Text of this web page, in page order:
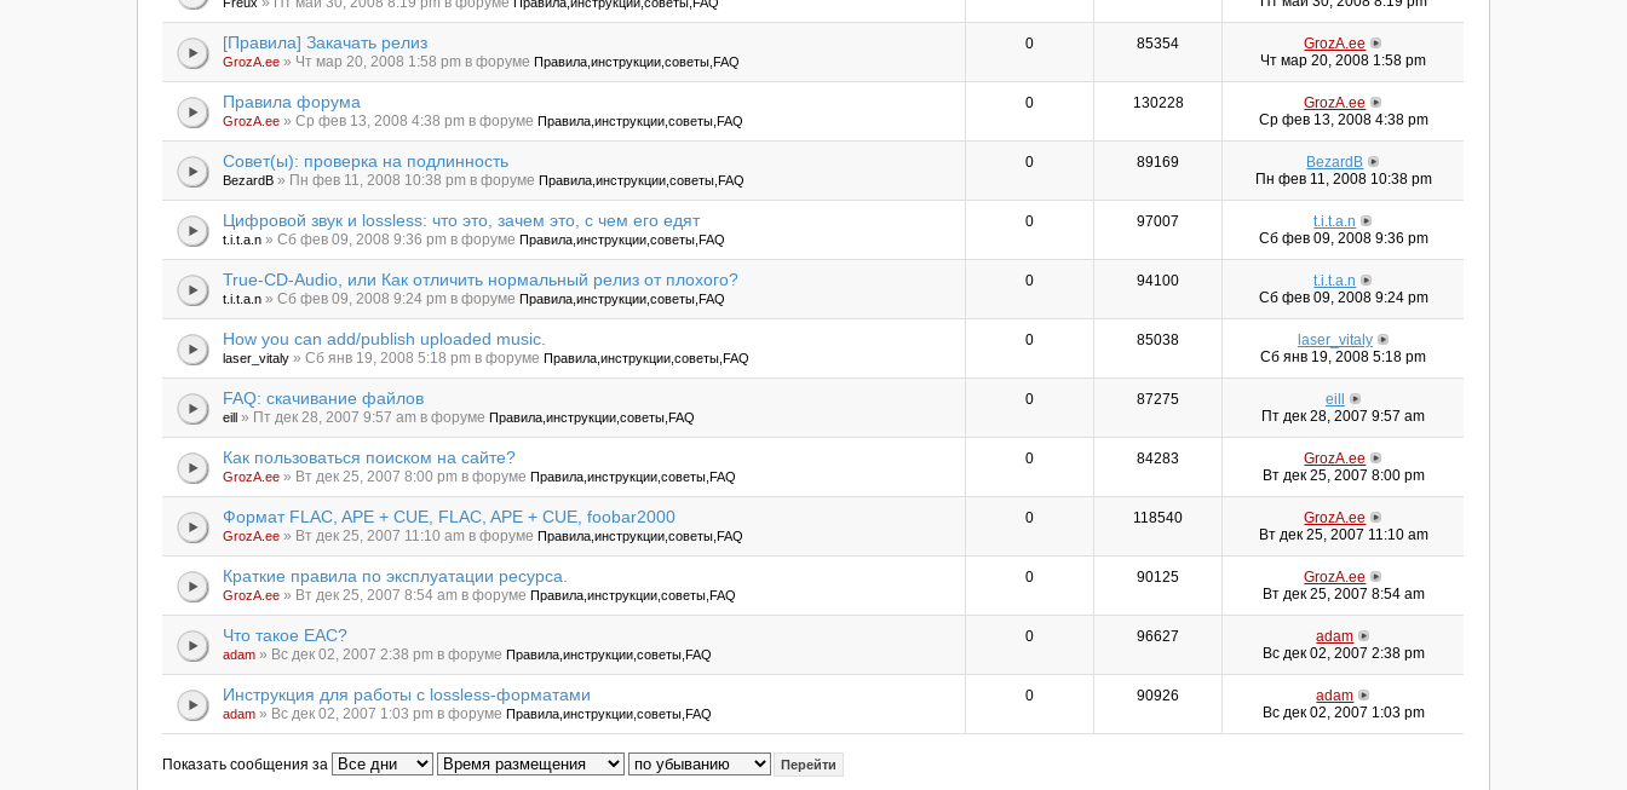
[Правила] Закачать релиз
GrozA.ee » Чт мар 20, 2008 1:58 pm в форумеПравила,инструкции,советы,FAQ
0 85354
GrozA.ee
Чт мар 20, 2008 1:58 pm
Правила форума
GrozA.ee » Ср фев 13, 2008 4:38 pm в форумеПравила,инструкции,советы,FAQ
0 130228
GrozA.ee
Ср фев 13, 2008 4:38 pm
Совет(ы): проверка на подлинность
BezardB » Пн фев 11, 2008 10:38 pm в форумеПравила,инструкции,советы,FAQ
0 89169
BezardB
Пн фев 11, 2008 10:38 pm
Цифровой звук и lossless: что это, зачем это, с чем его едят
t.i.t.a.n » Сб фев 09, 2008 9:36 pm в форумеПравила,инструкции,советы,FAQ
0 97007
t.i.t.a.n
Сб фев 09, 2008 9:36 pm
True-CD-Audio, или Как отличить нормальный релиз от плохого?
t.i.t.a.n » Сб фев 09, 2008 9:24 pm в форумеПравила,инструкции,советы,FAQ
0 94100
t.i.t.a.n
Сб фев 09, 2008 9:24 pm
How you can add/publish uploaded music.
laser_vitaly » Сб янв 19, 2008 5:18 pm в форумеПравила,инструкции,советы,FAQ
0 85038
laser_vitaly
Сб янв 19, 2008 5:18 pm
FAQ: скачивание файлов
eill » Пт дек 28, 2007 9:57 am в форумеПравила,инструкции,советы,FAQ
0 87275
eill
Пт дек 28, 2007 9:57 am
Как пользоваться поиском на сайте?
GrozA.ee » Вт дек 25, 2007 8:00 pm в форумеПравила,инструкции,советы,FAQ
0 84283
GrozA.ee
Вт дек 25, 2007 8:00 pm
Формат FLAC, APE + CUE, FLAC, APE + CUE, foobar2000
GrozA.ee » Вт дек 25, 2007 11:10 am в форумеПравила,инструкции,советы,FAQ
0 118540
GrozA.ee
Вт дек 25, 2007 11:10 am
Краткие правила по эксплуатации ресурса.
GrozA.ee » Вт дек 25, 2007 8:54 am в форумеПравила,инструкции,советы,FAQ
0 90125
GrozA.ee
Вт дек 25, 2007 8:54 am
Что такое EAC?
adam » Вс дек 02, 2007 2:38 pm в форумеПравила,инструкции,советы,FAQ
0 96627
adam
Вс дек 02, 2007 2:38 pm
Инструкция для работы с lossless-форматами
adam » Вс дек 02, 2007 1:03 pm в форумеПравила,инструкции,советы,FAQ
0 90926
adam
Вс дек 02, 2007 1:03 pm
Показать сообщения за